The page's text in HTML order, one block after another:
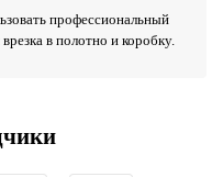
профессиональный
в полотно и коробку.